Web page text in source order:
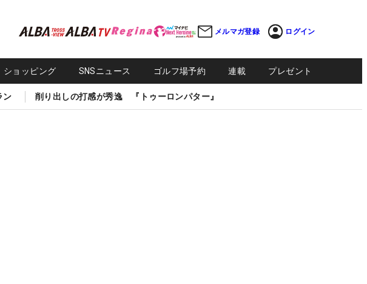
メルマガ登録 ログイン
ショッピング SNSニュース ゴルフ場予約 連載 プレゼント
ン 削り出しの打感が秀逸 『トゥーロンパター』